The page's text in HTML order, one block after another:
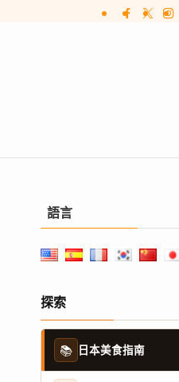
語言
探索
📚 日本美食指南